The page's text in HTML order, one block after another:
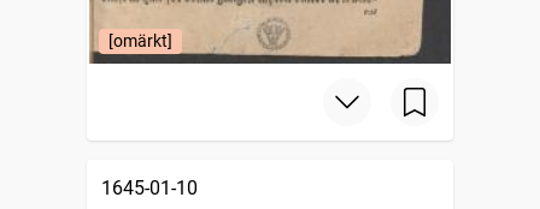
[omärkt]
1645-01-10